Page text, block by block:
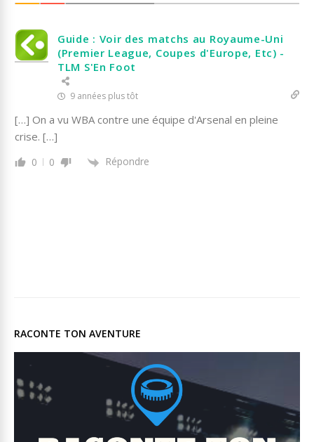
Guide : Voir des matchs au Royaume-Uni
(Premier League, Coupes d'Europe, Etc) -
TLM S'En Foot
9 années plus tôt
[…] On a vu WBA contre une équipe d'Arsenal en pleine
crise. […]
0 0 Répondre
RACONTE TON AVENTURE